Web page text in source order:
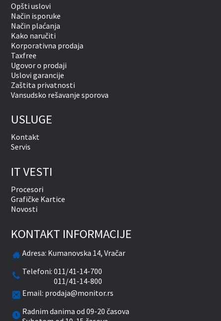
Opšti uslovi
Način isporuke
Način plaćanja
Kako naručiti
Korporativna prodaja
Taxfree
Ugovor o prodaji
Uslovi garancije
Zaštita privatnosti
Vansudsko rešavanje sporova
USLUGE
Kontakt
Servis
IT VESTI
Procesori
Grafičke Kartice
Novosti
KONTAKT INFORMACIJE
Adresa: Kumanovska 14, Vračar
Telefoni:011/41-14-700
011/41-14-800
Email: prodaja@monitor.rs
Radnim danima od 09-20 časova